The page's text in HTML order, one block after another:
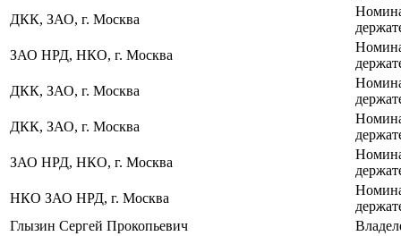
ДКК, ЗАО, г. Москва
ЗАО НРД, НКО, г. Москва
ДКК, ЗАО, г. Москва
ДКК, ЗАО, г. Москва
ЗАО НРД, НКО, г. Москва
НКО ЗАО НРД, г. Москва
Глызин Сергей Прокопьевич